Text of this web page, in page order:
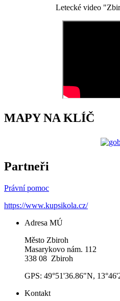
Letecké video
MAPY NA KLÍČ
Partneři
Právní pomoc
https://www.kupsikola.cz/
Adresa MÚ
Město Zbiroh
Masarykovo nám. 112
338 08 Zbiroh
GPS: 49°51'36.86"N,
Kontakt